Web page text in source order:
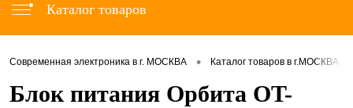
Каталог товаров
Современная электроника в г. МОСКВА • Каталог товаров в г.МОСКВА
Блок питания Орбита OT-